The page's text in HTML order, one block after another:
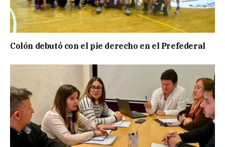
Colón debutó con el pie derecho en el Prefederal